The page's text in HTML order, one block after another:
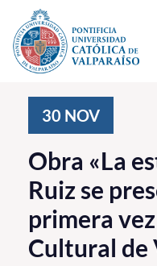
Click acá para ir
Investigación,
PUCV Internacional
Vinculación con el
Admisión
30 NOV
Obra «La
Ruiz se
primera
Cultural de